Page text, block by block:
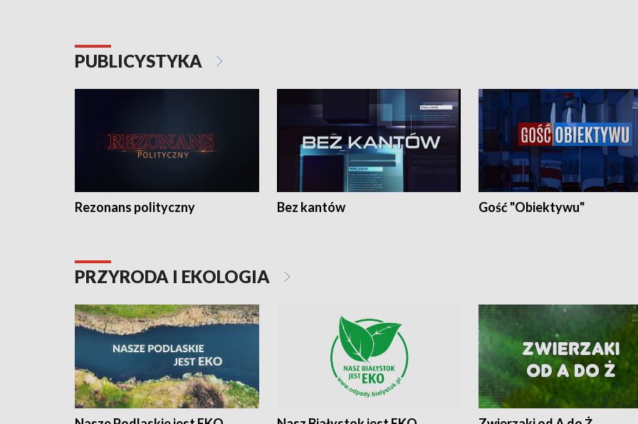
PUBLICYSTYKA
Rezonans polityczny Bez kantów Gość "Obiektywu"
PRZYRODA I EKOLOGIA